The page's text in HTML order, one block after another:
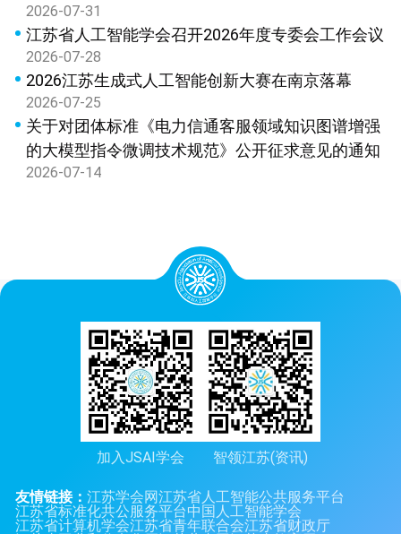
展览会新闻发布会在宁召开
2026-07-31
江苏省人工智能学会召开2026年度专委会工作会议
2026-07-28
2026江苏生成式人工智能创新大赛在南京落幕
2026-07-25
关于对团体标准《电力信通客服领域知识图谱增强
的大模型指令微调技术规范》公开征求意见的通知
2026-07-14
加入JSAI学会 智领江苏(资讯)
友情链接：江苏学会网江苏省人工智能公共服务平台
江苏省标准化共公服务平台中国人工智能学会
江苏省计算机学会江苏省青年联合会江苏省财政厅